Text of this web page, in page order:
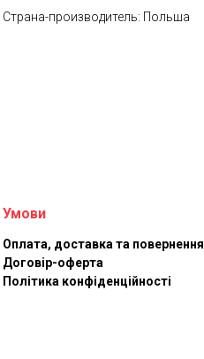
Страна-производитель: Польша
Умови
Оплата, доставка та повернення
Договір-оферта
Політика конфіденційності